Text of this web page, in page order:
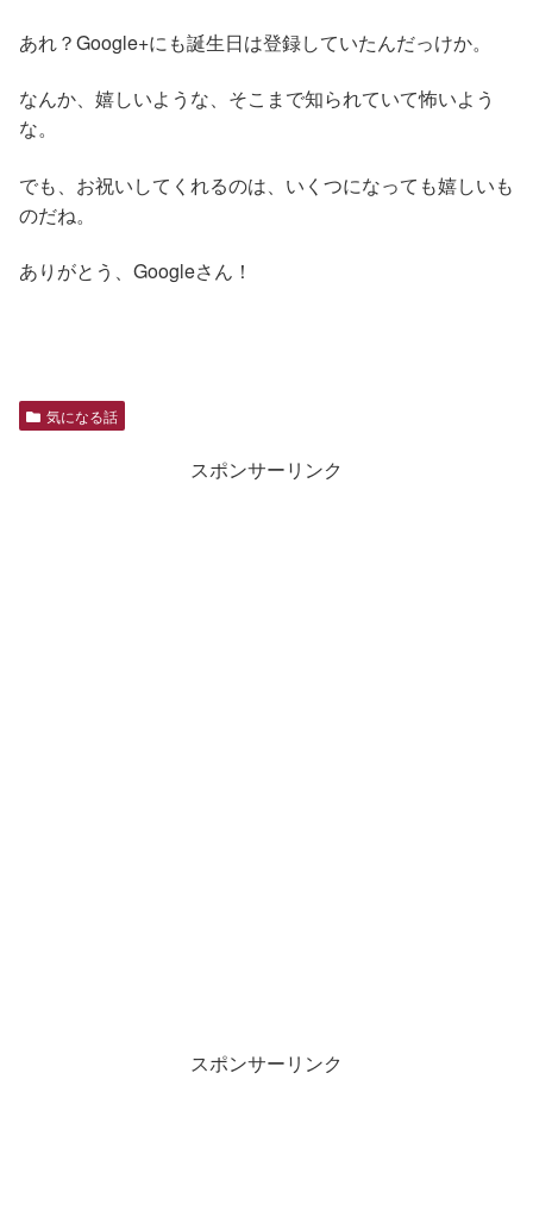
あれ？Google+にも誕生日は登録していたんだっけか。
なんか、嬉しいような、そこまで知られていて怖いよう
な。
でも、お祝いしてくれるのは、いくつになっても嬉しいも
のだね。
ありがとう、Googleさん！
気になる話
スポンサーリンク
スポンサーリンク